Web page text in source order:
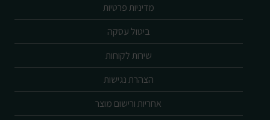
מדיניות פרטיות
ביטול עסקה
שירות לקוחות
הצהרת נגישות
אחריות ורישום מוצר